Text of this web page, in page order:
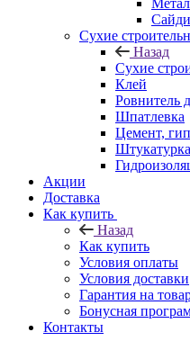
Сухие
Назад
Сухие
Клей
Ровнитель
Шпатлевка
Цемент,
Штукатурка
Акции
Доставка
Как купить
Назад
Как купить
Условия оплаты
Условия доставки
Гарантия на
Бонусная
Контакты